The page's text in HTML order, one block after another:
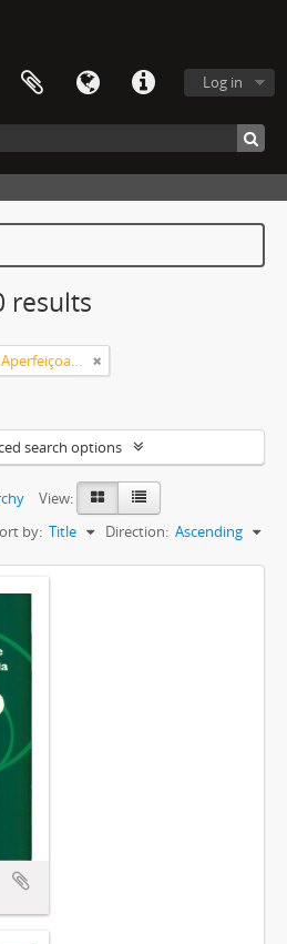
Log in
results
Fundação Coordenação de Aperfeiçoamento de Pessoal de Nível Superior (CAPES)
search options
View:
by: Title Direction: Ascending